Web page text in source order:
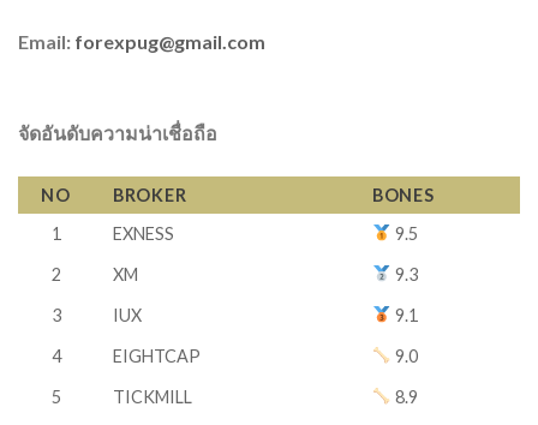
Email: forexpug@gmail.com
จัดอันดับความน่าเชื่อถือ
NO BROKER
BONES
1
EXNESS
9.5
2
XM
9.3
3
IUX
9.1
4
EIGHTCAP
9.0
5
TICKMILL
8.9